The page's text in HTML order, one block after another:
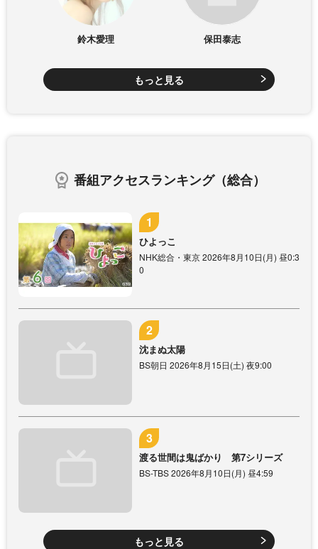
鈴木愛理 保田泰志
もっと見る
番組アクセスランキング（総合）
ひよっこ
NHK総合・東京 2026年8月10日(月) 昼0:3
0
沈まぬ太陽
BS朝日 2026年8月15日(土) 夜9:00
渡る世間は鬼ばかり 第7シリーズ
BS-TBS 2026年8月10日(月) 昼4:59
もっと見る